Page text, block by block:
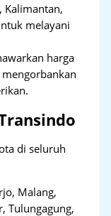
Kalimantan,
melayani
harga
di seluruh
Malang,
Tulungagung,